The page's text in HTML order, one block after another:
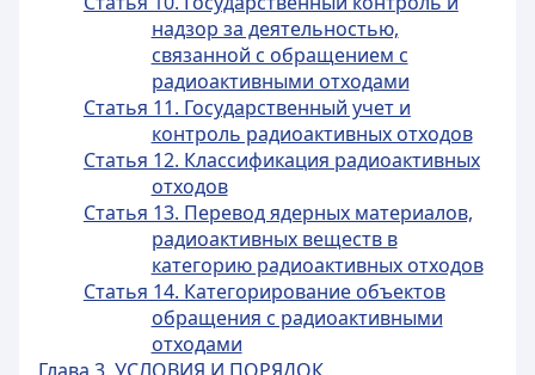
надзор за деятельностью,
связанной с обращением с
радиоактивными отходами
Статья 11. Государственный учет и
контроль радиоактивных отходов
Статья 12. Классификация радиоактивных
отходов
Статья 13. Перевод ядерных материалов,
радиоактивных веществ в
категорию радиоактивных отходов
Статья 14. Категорирование объектов
обращения с радиоактивными
отходами